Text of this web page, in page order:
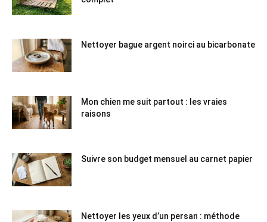
Nettoyer bague argent noirci au bicarbonate
Mon chien me suit partout : les vraies
raisons
Suivre son budget mensuel au carnet papier
Nettoyer les yeux d’un persan : méthode